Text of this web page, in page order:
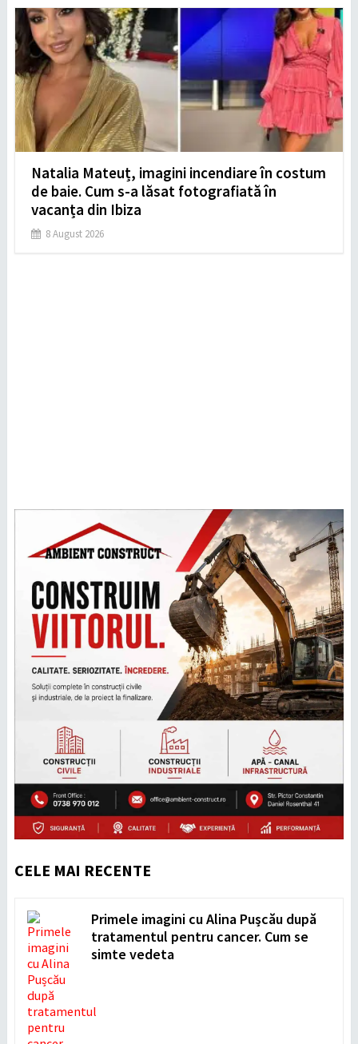
Natalia Mateuț, imagini incendiare în costum
de baie. Cum s-a lăsat fotografiată în
vacanța din Ibiza
8 August 2026
CELE MAI RECENTE
Primele imagini cu Alina Pușcău după
tratamentul pentru cancer. Cum se
simte vedeta